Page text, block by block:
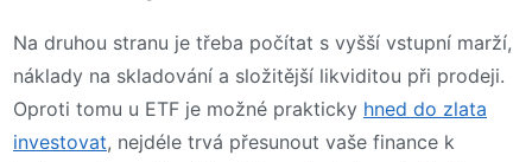
Na druhou stranu je třeba počítat s vyšší vstupní marží,
náklady na skladování a složitější likviditou při prodeji.
Oproti tomu u ETF je možné prakticky hned do zlata
investovat, nejdéle trvá přesunout vaše finance k